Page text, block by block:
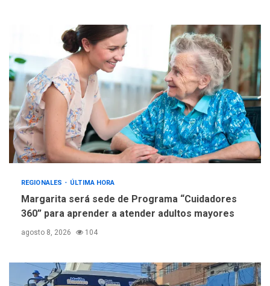
trabajan en diplomado para
creación y manejo de
estadísticas de turismo
REGIONALES ÚLTIMA HORA
Margarita será sede de Programa “Cuidadores
360” para aprender a atender adultos mayores
agosto 8, 2026 104